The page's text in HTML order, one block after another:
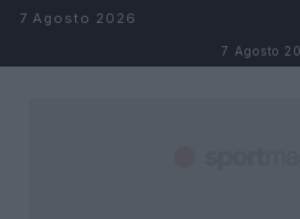
Salta al contenuto
7 Agosto 2026
7 Agosto